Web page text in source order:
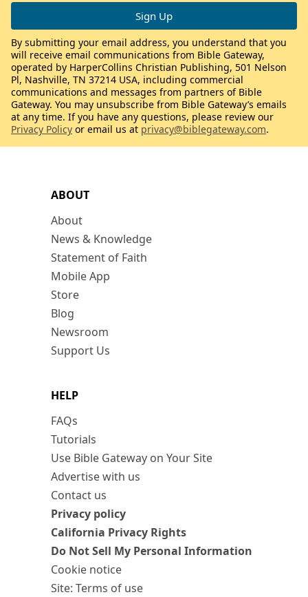
ABOUT
About
News & Knowledge
Statement of Faith
Mobile App
Store
Blog
Newsroom
Support Us
HELP
FAQs
Tutorials
Use Bible Gateway on Your Site
Advertise with us
Contact us
Privacy policy
California Privacy Rights
Do Not Sell My Personal Information
Cookie notice
Site: Terms of use
By submitting your email address, you understand that you
will receive email communications from Bible Gateway,
operated by HarperCollins Christian Publishing, 501 Nelson
Pl, Nashville, TN 37214 USA, including commercial
communications and messages from partners of Bible
Gateway. You may unsubscribe from Bible Gateway’s emails
at any time. If you have any questions, please review our
Privacy Policy or email us at privacy@biblegateway.com.